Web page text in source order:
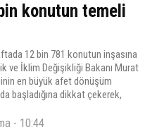
konutun temeli
12 bin 781 konutun inşasına
ve İklim Değişikliği Bakanı Murat
en büyük afet dönüşüm
başladığına dikkat çekerek,
dedi.
- 10:44